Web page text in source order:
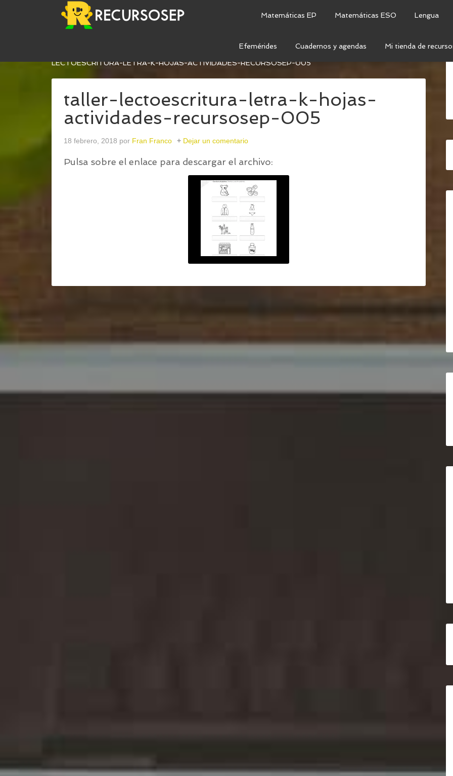
Matemáticas EP Matemáticas ESO Lengua
Efemérides Cuadernos y agendas Mi tienda de
CUADERNILLO DE LECTURA Y ESCRITURA: LETRA K /TALLER-
LECTOESCRITURA-LETRA-K-HOJAS-ACTIVIDADES-RECURSOSEP-005
taller-lectoescritura-letra-k-hojas-
actividades-recursosep-005
18 febrero, 2018 por Fran Franco Dejar un comentario
Pulsa sobre el enlace para descargar el archivo: